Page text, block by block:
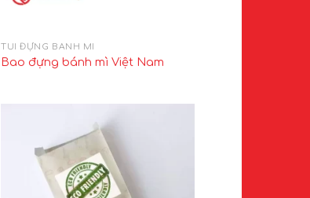
TÚI ĐỰNG BÁNH MÌ
Bao đựng bánh mì Việt Nam